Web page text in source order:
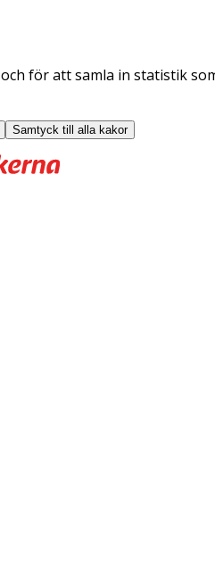
för att samla in statistik
Samtyck till alla kakor